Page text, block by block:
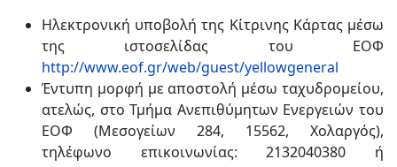
Ηλεκτρονική υποβολή της Κίτρινης Κάρτας μέσω
της ιστοσελίδας του ΕΟΦ
http://www.eof.gr/web/guest/yellowgeneral
Έντυπη μορφή με αποστολή μέσω ταχυδρομείου,
ατελώς, στο Τμήμα Ανεπιθύμητων Ενεργειών του
ΕΟΦ (Μεσογείων 284, 15562, Χολαργός),
τηλέφωνο επικοινωνίας: 2132040380 ή